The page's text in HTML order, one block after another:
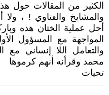
الكثير من المقالات حول
والمشايخ والفتاوي ! ،
أحل عملية الختان هذه
المواجهة مع المسؤول
والتعامل اللا إنساني مع
محمد وقرأنه أنهم كرموها
تحيات